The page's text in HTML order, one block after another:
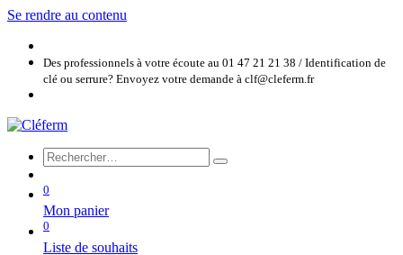
Se rendre au contenu
Des professionnels à votre écoute au 01 47 21 21 38 / Identification de
clé ou serrure? Envoyez votre demande à clf@cleferm.fr
0
Mon panier
0
Liste de souhaits